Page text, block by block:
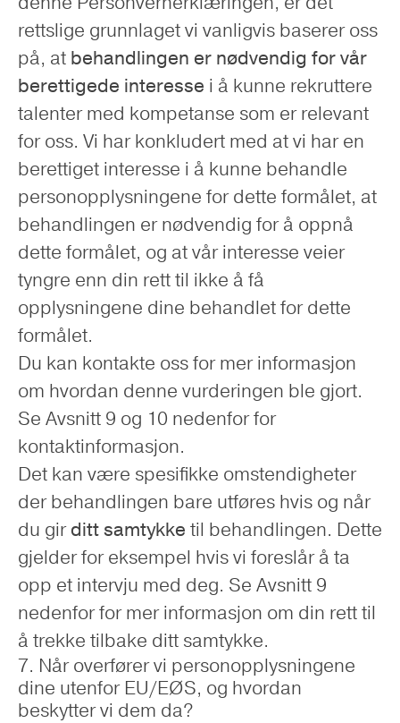
rettslige grunnlaget vi vanligvis baserer oss
på, at behandlingen er nødvendig for vår
berettigede interesse i å kunne rekruttere
talenter med kompetanse som er relevant
for oss. Vi har konkludert med at vi har en
berettiget interesse i å kunne behandle
personopplysningene for dette formålet, at
behandlingen er nødvendig for å oppnå
dette formålet, og at vår interesse veier
tyngre enn din rett til ikke å få
opplysningene dine behandlet for dette
formålet.
Du kan kontakte oss for mer informasjon
om hvordan denne vurderingen ble gjort.
Se Avsnitt 9 og 10 nedenfor for
kontaktinformasjon.
Det kan være spesifikke omstendigheter
der behandlingen bare utføres hvis og når
du girditt samtykke til behandlingen. Dette
gjelder for eksempel hvis vi foreslår å ta
opp et intervju med deg. Se Avsnitt 9
nedenfor for mer informasjon om din rett til
å trekke tilbake ditt samtykke.
7. Når overfører vi personopplysningene
dine utenfor EU/EØS, og hvordan
beskytter vi dem da?